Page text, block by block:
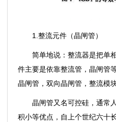
1.整流元件（晶闸管）
简单地说：整流器是把单
件主要是依靠整流管，晶闸管
晶闸管，双向晶闸管，整流模
晶闸管又名可控硅，通常
积小等优点，自上个世纪六十